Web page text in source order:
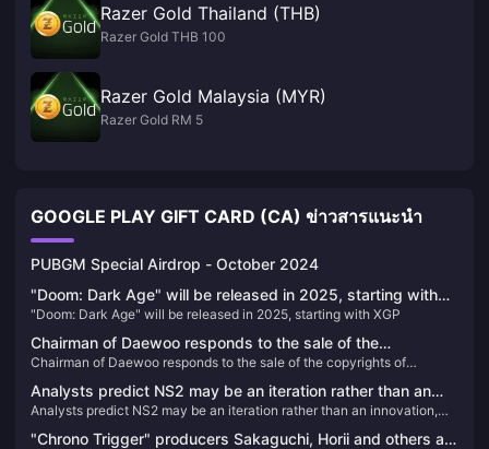
Razer Gold Thailand (THB)
Razer Gold THB 100
Razer Gold Malaysia (MYR)
Razer Gold RM 5
GOOGLE PLAY GIFT CARD (CA) ข่าวสารแนะนำ
PUBGM Special Airdrop - October 2024
"Doom: Dark Age" will be released in 2025, starting with
XGP
"Doom: Dark Age" will be released in 2025, starting with XGP
Chairman of Daewoo responds to the sale of the
copyrights of "Xuanyuan Sword" and "Sword of
Immortality"
Chairman of Daewoo responds to the sale of the copyrights of
Analysts predict NS2 may be an iteration rather than an
innovation, priced at $400
Analysts predict NS2 may be an iteration rather than an innovation,
"Chrono Trigger" producers Sakaguchi, Horii and others are